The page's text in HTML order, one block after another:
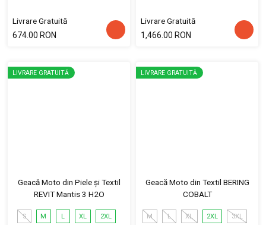
Livrare Gratuită
674.00 RON
Livrare Gratuită
1,466.00 RON
LIVRARE GRATUITĂ
Geacă Moto din Piele și Textil
REVIT Mantis 3 H2O
S M L XL 2XL
LIVRARE GRATUITĂ
Geacă Moto din Textil BERING
COBALT
M L XL 2XL 3XL